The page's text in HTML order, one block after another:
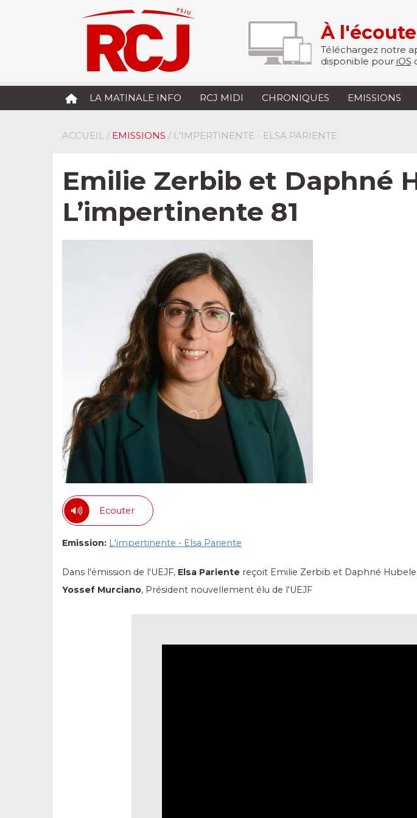
À
Téléchargez notre
disponible pour iOS
LA MATINALE INFO RCJ MIDI CHRONIQUES EMISSIONS
ACCUEIL / EMISSIONS / L'IMPERTINENTE - ELSA PARIENTE
Emilie Zerbib et Daphné
L’impertinente 81
Ecouter
Emission: L'impertinente - Elsa Pariente
Dans l'émission de l'UEJF, Elsa Pariente reçoit Emilie Zerbib et Daphné Hubele.
Yossef Murciano, Président nouvellement élu de l'UEJF